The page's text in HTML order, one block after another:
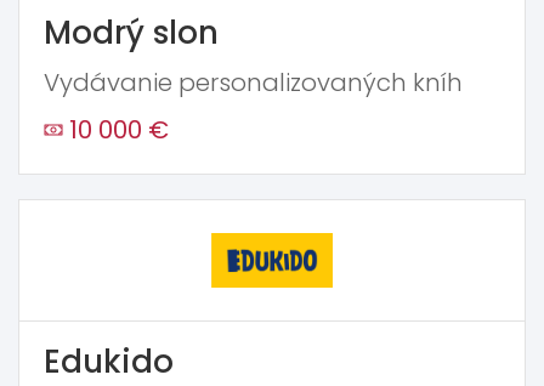
Modrý slon
Vydávanie personalizovaných kníh
10 000 €
Edukido